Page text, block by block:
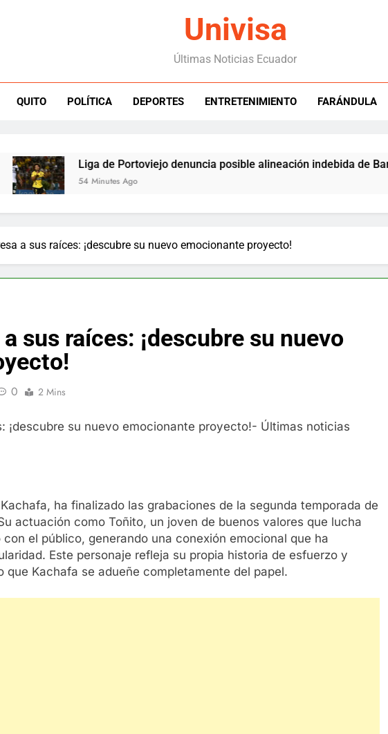
Univisa
Últimas Noticias Ecuador
QUITO POLÍTICA DEPORTES ENTRETENIMIENTO FARÁNDULA
Liga de Portoviejo denuncia posible alineación indebida de Barcelona
54 Minutes Ago
a sus raíces: ¡descubre su nuevo emocionante proyecto!
sus raíces: ¡descubre su nuevo
0 2 Mins
ha finalizado las grabaciones de la segunda temporada de
actuación como Toñito, un joven de buenos valores que lucha
el público, generando una conexión emocional que ha
Este personaje refleja su propia historia de esfuerzo y
que Kachafa se adueñe completamente del papel.